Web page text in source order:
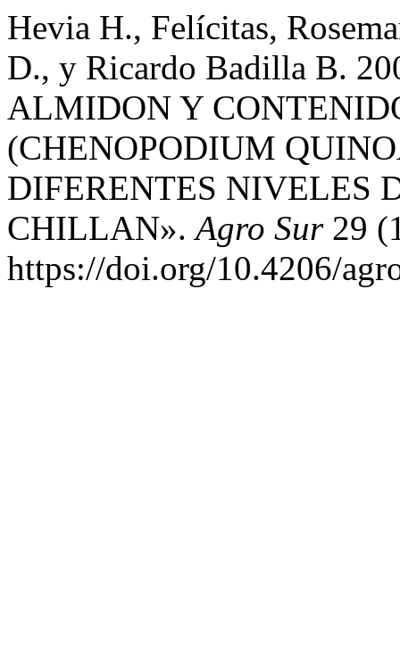
Hevia H., Felícitas,
D., y Ricardo Badilla B.
ALMIDON Y
(CHENOPODIUM
DIFERENTES NIVELES
CHILLAN».Agro Sur29
https://doi.org/10.4206/